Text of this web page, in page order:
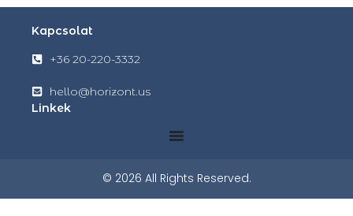
Kapcsolat
+36 20-220-3332
hello@horizont.us
Linkek
© 2026 All Rights Reserved.